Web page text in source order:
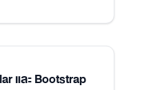
และ Bootstrap